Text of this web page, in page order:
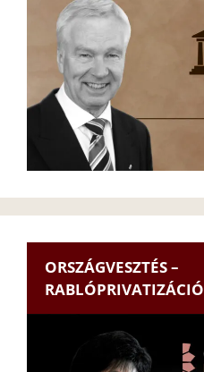
ORSZÁGVESZTÉS –
RABLÓPRIVATIZÁCIÓ